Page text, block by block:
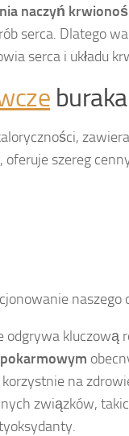
naczyń
serca. Dlatego
serca i układu
szereg
naszego
odgrywa kluczową
na
związków,